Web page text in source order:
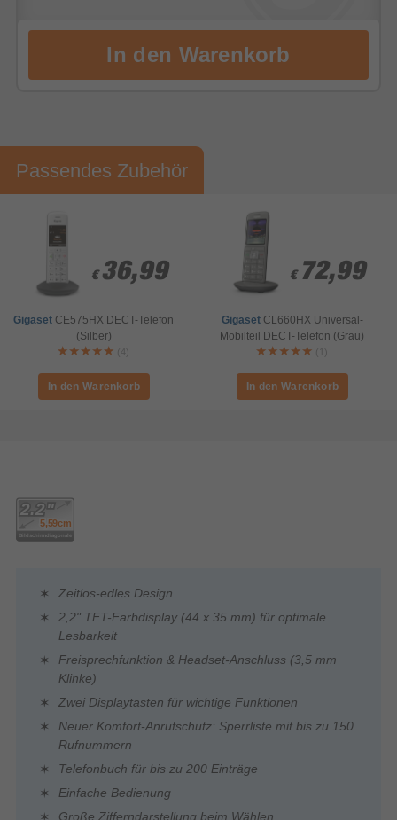
Passendes Zubehör
€ 36,99
€ 36,99
Gigaset CE575HX DECT-Telefon
(Silber)
(4)
€ 72,99
€ 72,99
Gigaset CL660HX Universal-
Mobilteil DECT-Telefon (Grau)
(1)
Zeitlos-edles Design
2,2" TFT-Farbdisplay (44 x 35 mm) für optimale
Lesbarkeit
Freisprechfunktion & Headset-Anschluss (3,5 mm
Klinke)
Zwei Displaytasten für wichtige Funktionen
Neuer Komfort-Anrufschutz: Sperrliste mit bis zu 150
Rufnummern
Telefonbuch für bis zu 200 Einträge
Einfache Bedienung
Große Zifferndarstellung beim Wählen